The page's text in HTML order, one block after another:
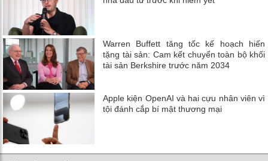
Warren Buffett tăng tốc kế hoạch hiến
tặng tài sản: Cam kết chuyển toàn bộ khối
tài sản Berkshire trước năm 2034
Apple kiện OpenAI và hai cựu nhân viên vì
tội đánh cắp bí mật thương mại